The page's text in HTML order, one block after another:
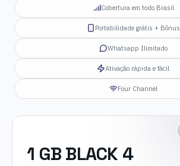
Cobertura em todo Brasil
Portabilidade grátis + Bônus
Whatsapp Ilimitado
Ativação rápida e fácil
Four Channel
1 GB BLACK 4